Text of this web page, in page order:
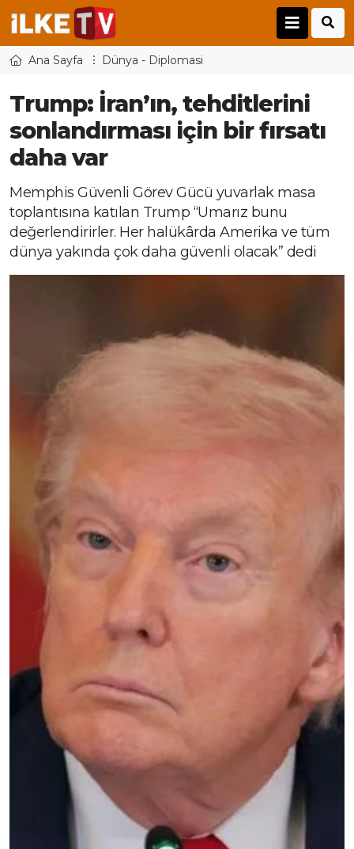
Ana Sayfa Dünya - Diplomasi
Trump: İran’ın, tehditlerini
sonlandırması için bir fırsatı
daha var
Memphis Güvenli Görev Gücü yuvarlak masa
toplantısına katılan Trump “Umarız bunu
değerlendirirler. Her halükârda Amerika ve tüm
dünya yakında çok daha güvenli olacak” dedi